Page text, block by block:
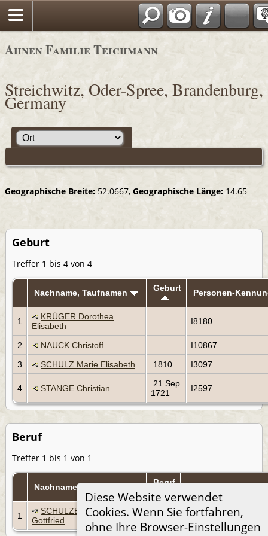
Ahnen Familie Teichmann
Diese Website verwendet
Cookies. Wenn Sie fortfahren,
ohne Ihre Browser-Einstellungen
Streichwitz, Oder-Spree, Brandenburg,
Germany
Geographische Breite: 52.0667, Geographische Länge: 14.65
Geburt
Treffer 1 bis 4 von 4
Nachname, Taufnamen Geburt Personen-
1
KRÜGER Dorothea
Elisabeth
I8180
2 NAUCK Christoff
I10867
3
SCHULZ Marie Elisabeth 1810 I3097
4 STANGE Christian
21 Sep
1721
I2597
Beruf
Treffer 1 bis 1 von 1
Nachname, Taufnamen Beruf Personen-Kennung
1
SCHULZE Johann
Gottfried
1877 I2611